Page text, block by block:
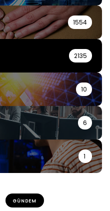
1554
2135
10
6
1
GÜNDEM